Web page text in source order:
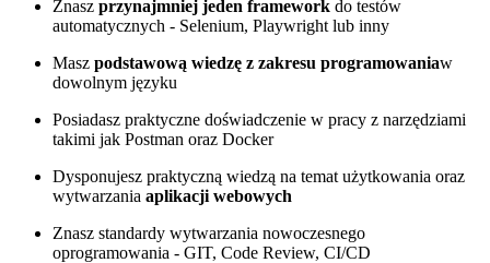
Znasz przynajmniej jeden framework do testów
automatycznych - Selenium, Playwright lub inny
Masz podstawową wiedzę z zakresu programowaniaw
dowolnym języku
Posiadasz praktyczne doświadczenie w pracy z narzędziami
takimi jak Postman oraz Docker
Dysponujesz praktyczną wiedzą na temat użytkowania oraz
wytwarzania aplikacji webowych
Znasz standardy wytwarzania nowoczesnego
oprogramowania - GIT, Code Review, CI/CD